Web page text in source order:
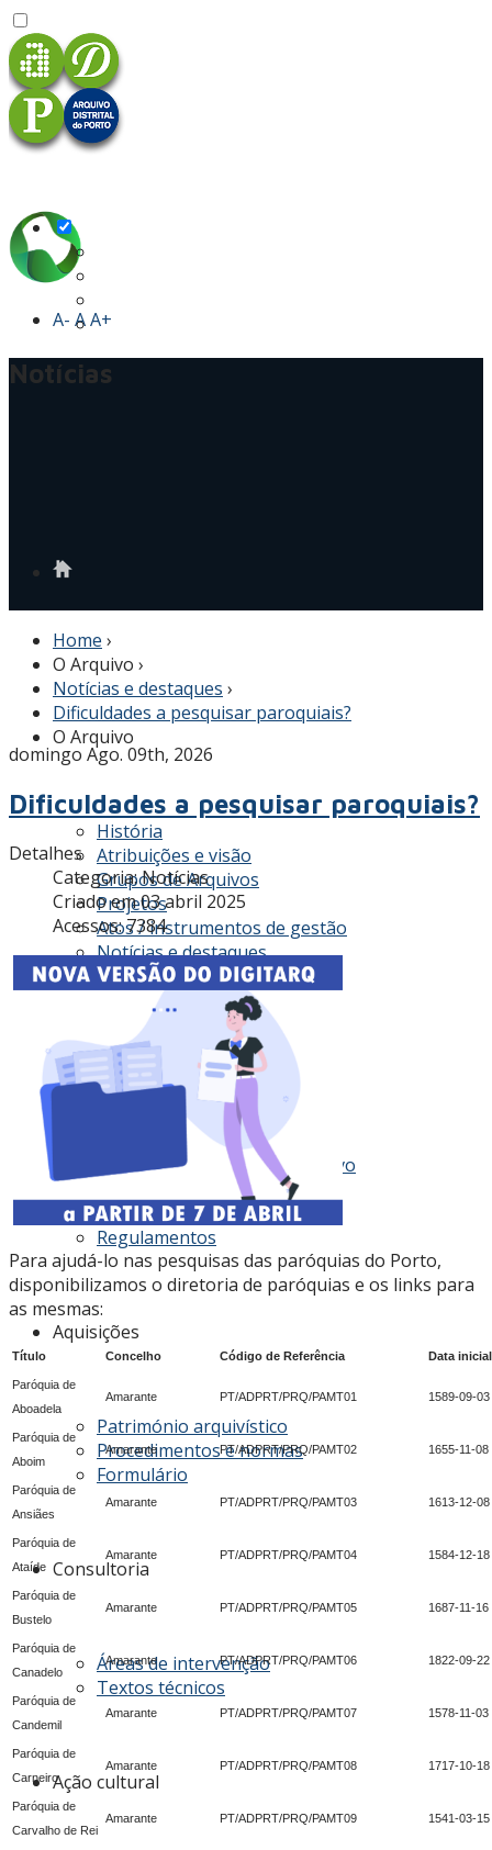
A- AA+
O Arquivo
História
Atribuições e visão
Grupos de Arquivos
Projetos
Atos / instrumentos de gestão
Notícias e destaques
Covid-19
Acesso
Conhecer os fundos do Arquivo
Cadastro de fundos
Tabela de preços
Regulamentos
Aquisições
Património arquivístico
Procedimentos e normas
Formulário
Consultoria
Áreas de intervenção
Textos técnicos
Ação cultural
Notícias
Home ›
O Arquivo ›
Notícias e destaques ›
Dificuldades a pesquisar paroquiais?
domingo Ago. 09th, 2026
Dificuldades a pesquisar paroquiais?
Detalhes
Categoria:Notícias
Criado em 03 abril 2025
Acessos: 7384
Para ajudá-lo nas pesquisas das paróquias do Porto,
disponibilizamos o diretoria de paróquias e os links para
as mesmas:
Título Concelho Código de Referência Data inicial
Paróquia de
Aboadela
Amarante PT/ADPRT/PRQ/PAMT01 1589-09-03
Paróquia de
Aboim
Amarante PT/ADPRT/PRQ/PAMT02 1655-11-08
Paróquia de
Ansiães
Amarante PT/ADPRT/PRQ/PAMT03 1613-12-08
Paróquia de
Ataíde
Amarante PT/ADPRT/PRQ/PAMT04 1584-12-18
Paróquia de
Bustelo
Amarante PT/ADPRT/PRQ/PAMT05 1687-11-16
Paróquia de
Canadelo
Amarante PT/ADPRT/PRQ/PAMT06 1822-09-22
Paróquia de
Candemil
Amarante PT/ADPRT/PRQ/PAMT07 1578-11-03
Paróquia de
Carneiro
Amarante PT/ADPRT/PRQ/PAMT08 1717-10-18
Paróquia de
Carvalho de Rei
Amarante PT/ADPRT/PRQ/PAMT09 1541-03-15